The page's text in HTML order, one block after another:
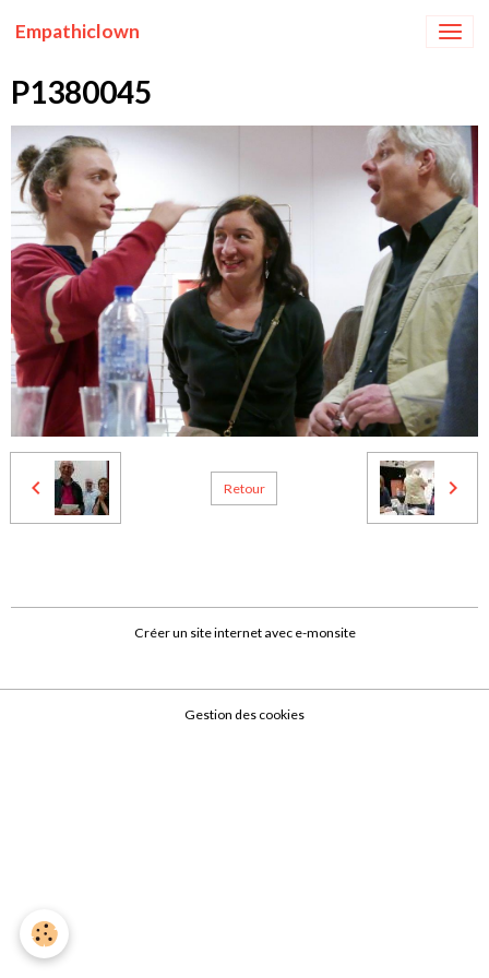
Empathiclown
P1380045
Retour
Créer un site internet avec e-monsite
Gestion des cookies